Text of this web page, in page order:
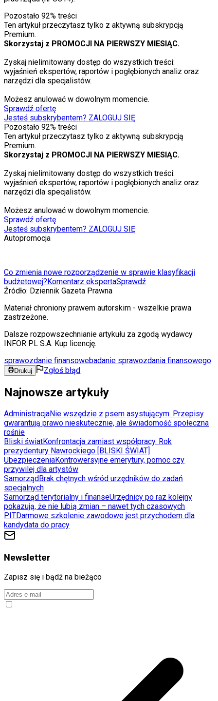
Pozostało 92% treści
Ten artykuł przeczytasz tylko z aktywną subskrypcją
Premium.
Skorzystaj z PROMOCJI NA PIERWSZY MIESIĄC.
Zyskaj nielimitowany dostęp do wszystkich treści:
wyjaśnień ekspertów, raportów i pogłębionych analiz oraz
narzędzi dla specjalistów.
Możesz anulować w dowolnym momencie.
Sprawdź ofertę
Jesteś subskrybentem? ZALOGUJ SIĘ
Pozostało 92% treści
Ten artykuł przeczytasz tylko z aktywną subskrypcją
Premium.
Skorzystaj z PROMOCJI NA PIERWSZY MIESIĄC.
Zyskaj nielimitowany dostęp do wszystkich treści:
wyjaśnień ekspertów, raportów i pogłębionych analiz oraz
narzędzi dla specjalistów.
Możesz anulować w dowolnym momencie.
Sprawdź ofertę
Jesteś subskrybentem? ZALOGUJ SIĘ
Autopromocja
Co zmienia nowe rozporządzenie w sprawie klasyfikacji
budżetowej?Komentarz ekspertaSprawdź
Źródło: Dziennik Gazeta Prawna
Materiał chroniony prawem autorskim - wszelkie prawa
zastrzeżone.
Dalsze rozpowszechnianie artykułu za zgodą wydawcy
INFOR PL S.A. Kup licencję.
sprawozdanie finansowebadanie sprawozdania finansowego
Drukuj Zgłoś błąd
Najnowsze artykuły
AdministracjaNie wszędzie z psem asystującym. Przepisy
gwarantują prawo nieskutecznie, ale świadomość społeczna
rośnie
Bliski światKonfrontacja zamiast współpracy. Rok
prezydentury Nawrockiego [BLISKI ŚWIAT]
UbezpieczeniaKontrowersyjne emerytury, pomoc czy
przywilej dla artystów
Samorząd Brak chętnych wśród urzędników do zadań
specjalnych
Samorząd terytorialny i finanseUrzędnicy po raz kolejny
pokazują, że nie lubią zmian – nawet tych czasowych
PITDarmowe szkolenie zawodowe jest przychodem dla
kandydata do pracy
Newsletter
Zapisz się i bądź na bieżąco